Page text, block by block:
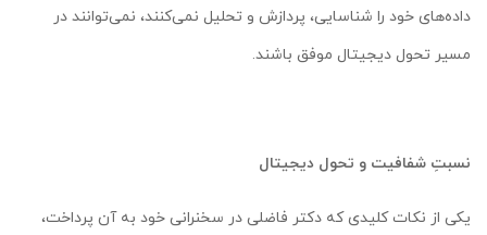
داده‌های خود را شناسایی، پردازش و تحلیل نمی‌کنند، نمی‌توانند در
مسیر تحول دیجیتال موفق باشند.
نسبتِ شفافیت و تحول دیجیتال
یکی از نکات کلیدی که دکتر فاضلی در سخنرانی خود به آن پرداخت،